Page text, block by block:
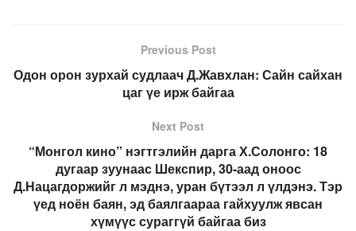
Previous Post
Одон орон зурхай судлаач Д.Жавхлан: Сайн сайхан
цаг үе ирж байгаа
Next Post
“Монгол кино” нэгтгэлийн дарга Х.Солонго: 18
дугаар зуунаас Шекспир, 30-аад оноос
Д.Нацагдоржийг л мэднэ, уран бүтээл л үлдэнэ. Тэр
үед ноён баян, эд баялгаараа гайхуулж явсан
хүмүүс сураггүй байгаа биз